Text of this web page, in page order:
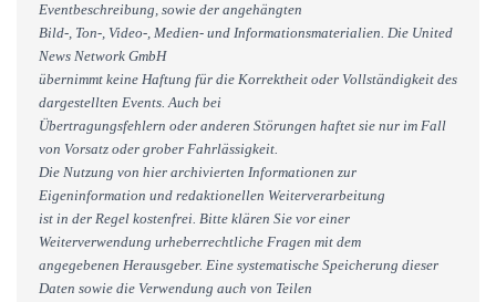
Eventbeschreibung, sowie der angehängten
Bild-, Ton-, Video-, Medien- und Informationsmaterialien. Die United
News Network GmbH
übernimmt keine Haftung für die Korrektheit oder Vollständigkeit des
dargestellten Events. Auch bei
Übertragungsfehlern oder anderen Störungen haftet sie nur im Fall
von Vorsatz oder grober Fahrlässigkeit.
Die Nutzung von hier archivierten Informationen zur
Eigeninformation und redaktionellen Weiterverarbeitung
ist in der Regel kostenfrei. Bitte klären Sie vor einer
Weiterverwendung urheberrechtliche Fragen mit dem
angegebenen Herausgeber. Eine systematische Speicherung dieser
Daten sowie die Verwendung auch von Teilen